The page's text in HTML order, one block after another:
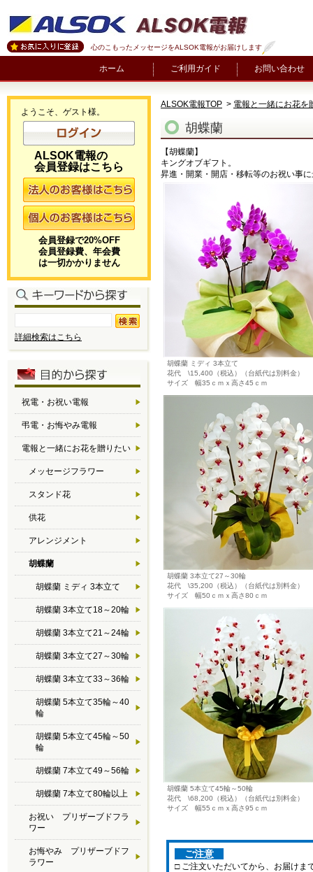
心のこもったメッセージをALSOK電報がお届けします
ホーム ご利用ガイド お問い合わせ
ALSOK電報TOP > 電報と一緒にお花を
胡蝶蘭
【胡蝶蘭】
キングオブギフト。
昇進・開業・開店・移転等のお祝い事
胡蝶蘭 ミディ 3本立て
花代 \15,400（税込）（台紙代は別料金）
サイズ 幅35ｃｍｘ高さ45ｃｍ
胡蝶蘭 3本立て27～30輪
花代 \35,200（税込）（台紙代は別料金）
サイズ 幅50ｃｍｘ高さ80ｃｍ
胡蝶蘭 5本立て45輪～50輪
花代 \68,200（税込）（台紙代は別料金）
サイズ 幅55ｃｍｘ高さ95ｃｍ
ご注意
□ ご注文いただいてから、お届けま
ようこそ、ゲスト様。
ALSOK電報の
会員登録はこちら
会員登録で20%OFF
会員登録費、年会費
は一切かかりません
詳細検索はこちら
祝電・お祝い電報
弔電・お悔やみ電報
電報と一緒にお花を贈りたい
メッセージフラワー
スタンド花
供花
アレンジメント
胡蝶蘭
胡蝶蘭 ミディ 3本立て
胡蝶蘭 3本立て18～20輪
胡蝶蘭 3本立て21～24輪
胡蝶蘭 3本立て27～30輪
胡蝶蘭 3本立て33～36輪
胡蝶蘭 5本立て35輪～40
輪
胡蝶蘭 5本立て45輪～50
輪
胡蝶蘭 7本立て49～56輪
胡蝶蘭 7本立て80輪以上
お祝い プリザーブドフラ
ワー
お悔やみ プリザーブドフ
ラワー